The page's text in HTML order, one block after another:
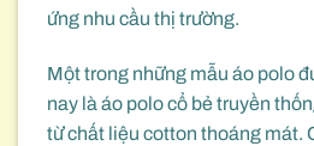
ứng nhu cầu thị trường.
Một trong những mẫu áo polo
nay là áo polo cổ bẻ truyền
từ chất liệu cotton thoáng mát.